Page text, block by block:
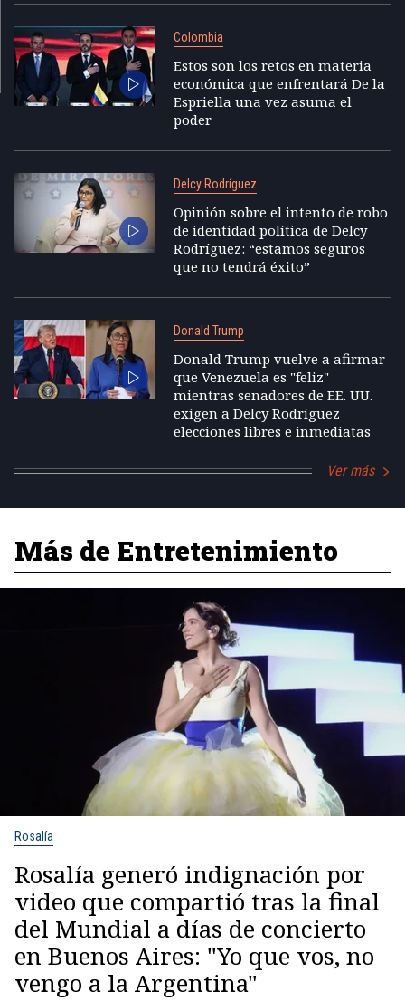
Colombia
Estos son los retos en materia
económica que enfrentará De la
Espriella una vez asuma el
poder
Delcy Rodríguez
Opinión sobre el intento de robo
de identidad política de Delcy
Rodríguez: “estamos seguros
que no tendrá éxito”
Donald Trump
Donald Trump vuelve a afirmar
que Venezuela es "feliz"
mientras senadores de EE. UU.
exigen a Delcy Rodríguez
elecciones libres e inmediatas
Ver más
Más de Entretenimiento
Rosalía
Rosalía generó indignación por
video que compartió tras la final
del Mundial a días de concierto
en Buenos Aires: "Yo que vos, no
vengo a la Argentina"